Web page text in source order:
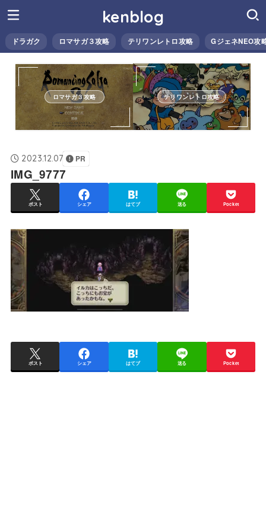
kenblog
ドラガク ロマサガ３攻略 テリワンレトロ攻略 GジェネNEO攻
ロマサガ３攻略 テリワンレトロ攻略
2023.12.07 PR
IMG_9777
ポスト シェア はてブ 送る Pocket
ポスト シェア はてブ 送る Pocket